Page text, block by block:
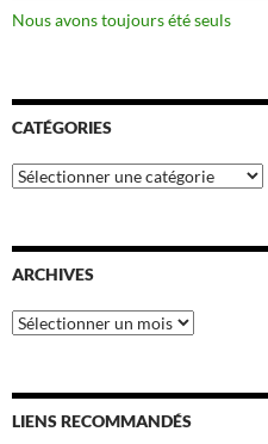
Nous avons toujours été seuls
CATÉGORIES
Catégories
ARCHIVES
Archives
LIENS RECOMMANDÉS